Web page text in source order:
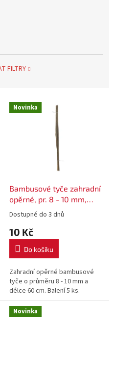
FILTRY
Novinka
Bambusové tyče zahradní
opěrné, pr. 8 - 10 mm,
délka 60 cm - 5 ks
Dostupné do 3 dnů
10 Kč
Do košíku
Zahradní opěrné bambusové
tyče o průměru 8 - 10 mm a
délce 60 cm. Balení 5 ks.
Novinka